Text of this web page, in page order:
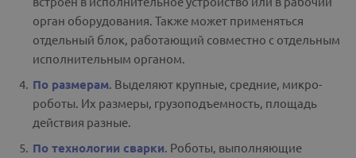
орган оборудования. Также может применяться
отдельный блок, работающий совместно с отдельным
исполнительным органом.
По размерам. Выделяют крупные, средние, микро-
роботы. Их размеры, грузоподъемность, площадь
действия разные.
По технологии сварки. Роботы, выполняющие